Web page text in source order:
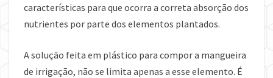
características para que ocorra a correta absorção dos
nutrientes por parte dos elementos plantados.
A solução feita em plástico para compor a mangueira
de irrigação, não se limita apenas a esse elemento. É